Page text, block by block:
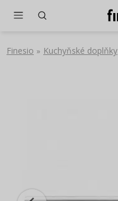
Finesio » Kuchyňské doplňky